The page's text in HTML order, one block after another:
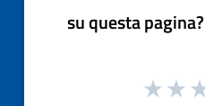
su questa pagina?